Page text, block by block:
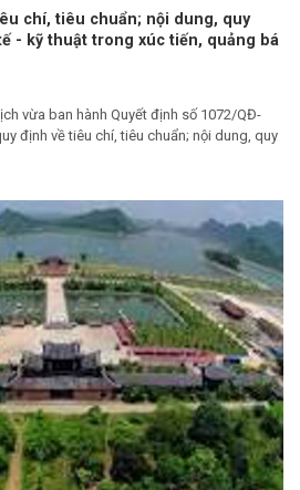
chí, tiêu chuẩn; nội dung, quy
- kỹ thuật trong xúc tiến, quảng bá
vừa ban hành Quyết định số 1072/QĐ-
định về tiêu chí, tiêu chuẩn; nội dung, quy